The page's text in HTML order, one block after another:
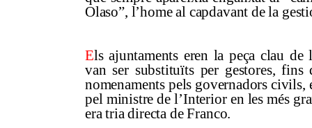
Olaso”, l’home al capdavant de la
Els ajuntaments eren la peça clau de
van ser substituïts per gestores, fins
nomenaments pels governadors civils,
pel ministre de l’Interior en les més
era tria directa de Franco.